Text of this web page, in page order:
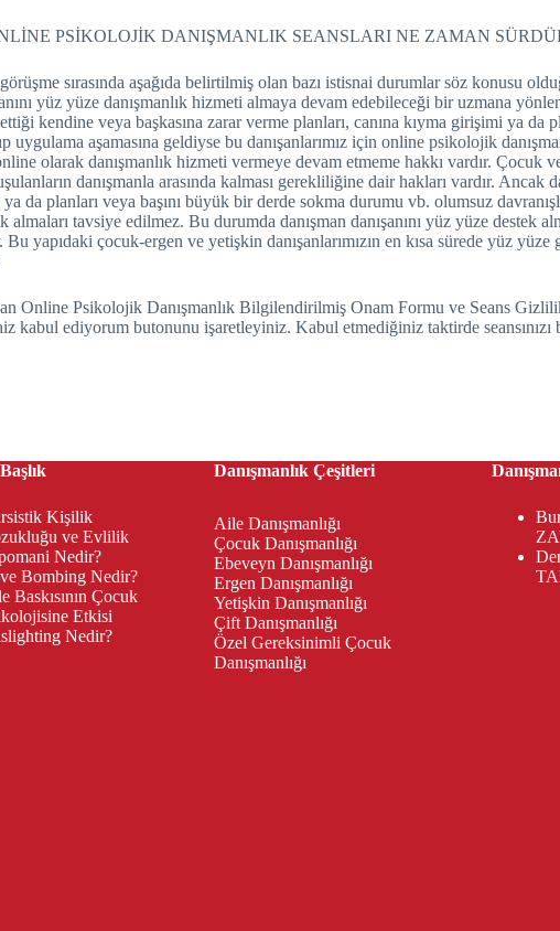
PSİKOLOJİK DANIŞMANLIK SEANSLARI NE ZAMAN
görüşme sırasında aşağıda belirtilmiş olan bazı istisnai durumlar söz konusu
yüz yüze danışmanlık hizmeti almaya devam edebileceği bir uzmana
kendine veya başkasına zarar verme planları, canına kıyma girişimi ya
uygulama aşamasına geldiyse bu danışanlarımız için online psikolojik
olarak danışmanlık hizmeti vermeye devam etmeme hakkı vardır. Çocuk ve
danışmanla arasında kalması gerekliliğine dair hakları vardır.
da planları veya başını büyük bir derde sokma durumu vb. olumsuz
almaları tavsiye edilmez. Bu durumda danışman danışanını yüz yüze destek
Bu yapıdaki çocuk-ergen ve yetişkin danışanlarımızın en kısa sürede yüz
Online Psikolojik Danışmanlık Bilgilendirilmiş Onam Formu ve Seans
kabul ediyorum butonunu işaretleyiniz. Kabul etmediğiniz taktirde
Kişilik
ve Evlilik
Nedir?
Bombing Nedir?
Baskısının Çocuk
Etkisi
Nedir?
Danışmanlık Çeşitleri
Aile Danışmanlığı
Çocuk Danışmanlığı
Ebeveyn Danışmanlığı
Ergen Danışmanlığı
Yetişkin Danışmanlığı
Çift Danışmanlığı
Özel Gereksinimli Çocuk
Danışmanlığı